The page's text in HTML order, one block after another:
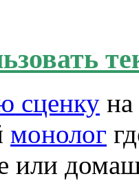
сценку
монолог
или